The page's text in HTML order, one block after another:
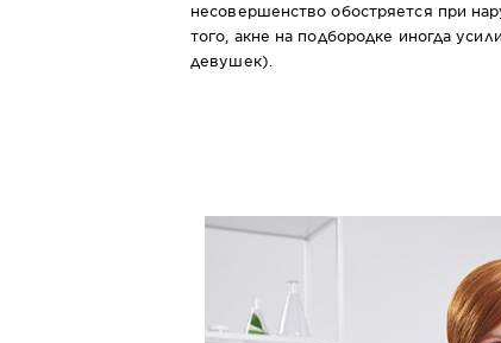
несовершенство обостряется при
того, акне на подбородке иногда
девушек).